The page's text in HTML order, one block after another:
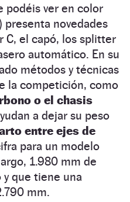
podéis ver en color
presenta novedades
C, el capó, los splitter
automático. En su
métodos y técnicas
la competición, como
o el chasis
a dejar su peso
entre ejes de
para un modelo
1.980 mm de
que tiene una
mm.